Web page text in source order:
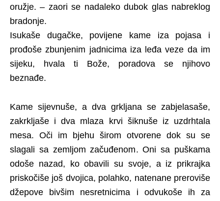
oružje. – zaori se nadaleko dubok glas nabreklog
bradonje.
Isukaše dugačke, povijene kame iza pojasa i
prođoše zbunjenim jadnicima iza leđa veze da im
sijeku, hvala ti Bože, poradova se njihovo
beznađe.
Kame sijevnuše, a dva grkljana se zabjelasaše,
zakrkljaše i dva mlaza krvi šiknuše iz uzdrhtala
mesa. Oči im bjehu širom otvorene dok su se
slagali sa zemljom začuđenom. Oni sa puškama
odoše nazad, ko obavili su svoje, a iz prikrajka
priskočiše još dvojica, polahko, natenane preroviše
džepove bivšim nesretnicima i odvukoše ih za